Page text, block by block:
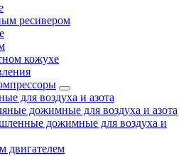
ресивером
кожухе
для воздуха и азота
дожимные для воздуха и азота
дожимные для воздуха и
двигателем